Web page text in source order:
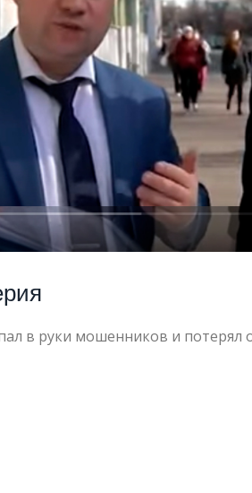
в руки мошенников и